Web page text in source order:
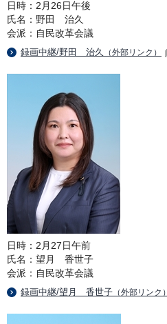
日時：2月26日午後
氏名：野田 治久
会派：自民改革会議
録画中継/野田 治久
（外部リンク）
日時：2月27日午前
氏名：望月 香世子
会派：自民改革会議
録画中継/望月 香世子 （外部リンク）